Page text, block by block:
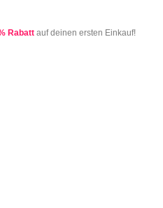
Rabattauf deinen ersten Einkauf!